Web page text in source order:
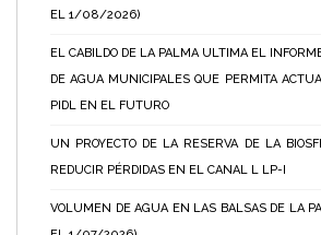
EL 1/08/2026)
EL CABILDO DE LA PALMA ULTIMA EL
DE AGUA MUNICIPALES QUE PERMITA
PIDL EN EL FUTURO
UN PROYECTO DE LA RESERVA DE LA
REDUCIR PÉRDIDAS EN EL CANAL L LP-I
VOLUMEN DE AGUA EN LAS BALSAS DE LA